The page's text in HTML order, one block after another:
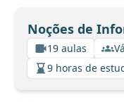
Noções de
19 aulas
9 horas de